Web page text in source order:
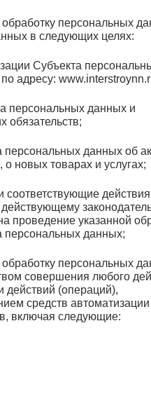
персональных
в следующих целях:
Субъекта
адресу:
персональных данных и
обязательств;
данных об
новых товарах и услугах;
соответствующие действия
проведение указанной
персональных данных;
персональных
совершения любого
действий (операций),
средств
включая следующие: